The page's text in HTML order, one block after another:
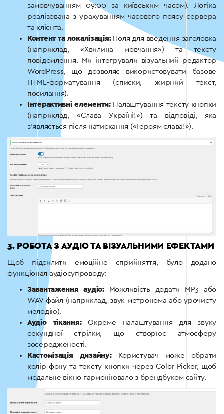
замовчуванням 09:00 за київським часом). Логіка
реалізована з урахуванням часового поясу сервера
та клієнта.
Контент та локалізація:Поля для введення заголовка
(наприклад, «Хвилина мовчання») та тексту
повідомлення. Ми інтегрували візуальний редактор
WordPress, що дозволяє використовувати базове
HTML-форматування (списки, жирний текст,
посилання).
Інтерактивні елементи:Налаштування тексту кнопки
(наприклад, «Слава Україні!») та відповіді, яка
з’являється після натискання («Героям слава!»).
3. РОБОТА З АУДІО ТА ВІЗУАЛЬНИМИ ЕФЕКТАМИ
Щоб підсилити емоційне сприйняття, було додано
функціонал аудіосупроводу:
Завантаження аудіо:Можливість додати MP3 або
WAV файл (наприклад, звук метронома або урочисту
мелодію).
Аудіо тікання:Окреме налаштування для звуку
секундної стрілки, що створює атмосферу
зосередженості.
Кастомізація дизайну:Користувач може обрати
колір фону та тексту кнопки через Color Picker, щоб
модальне вікно гармоніювало з брендбуком сайту.